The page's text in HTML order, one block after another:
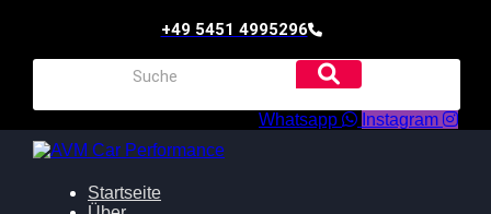
+49 5451 4995296
Whatsapp Instagram
Startseite